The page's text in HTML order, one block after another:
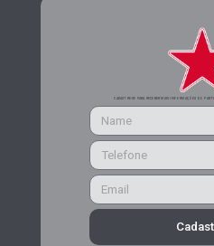
CADASTRE-SE PARA RECEBER MAIS INFORMAÇÕES DO